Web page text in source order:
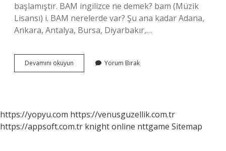
başlamıştır. BAM ingilizce ne demek? bam (Müzik
Lisansı) i. BAM nerelerde var? Şu ana kadar Adana,
Ankara, Antalya, Bursa, Diyarbakır,…
Devamını okuyun
Ne
Yorum Bırak
https://yopyu.com https://venusguzellik.com.tr
https://appsoft.com.tr knight online nttgame Sitemap